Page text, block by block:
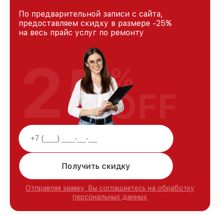
По предварительной записи с сайта,
предоставляем скидку в размере -25%
на весь прайс услуг по ремонту
Получить скидку
Отправляя заявку, Вы соглашаетесь на обработку
персональных данных
25%
OFF